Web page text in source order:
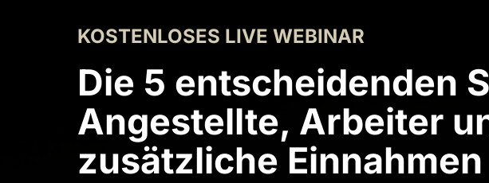
KOSTENLOSES LIVE WEBINAR
Die 5 entscheidenden
Angestellte, Arbeiter
zusätzliche